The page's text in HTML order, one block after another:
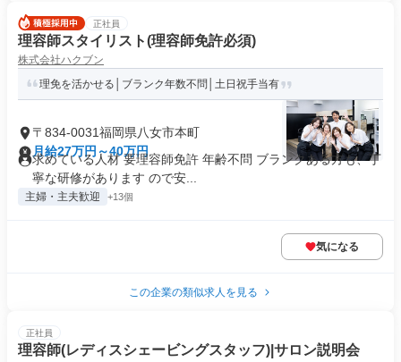
正社員
理容師スタイリスト(理容師免許必須)
株式会社ハクブン
理免を活かせる│ブランク年数不問│土日祝手当有
〒834-0031福岡県八女市本町
月給27万円～40万円
求めている人材 要理容師免許 年齢不問 ブランクある方も、丁
寧な研修があります ので安...
主婦・主夫歓迎 +13個
気になる
この企業の類似求人を見る
正社員
理容師(レディスシェービングスタッフ)|サロン説明会